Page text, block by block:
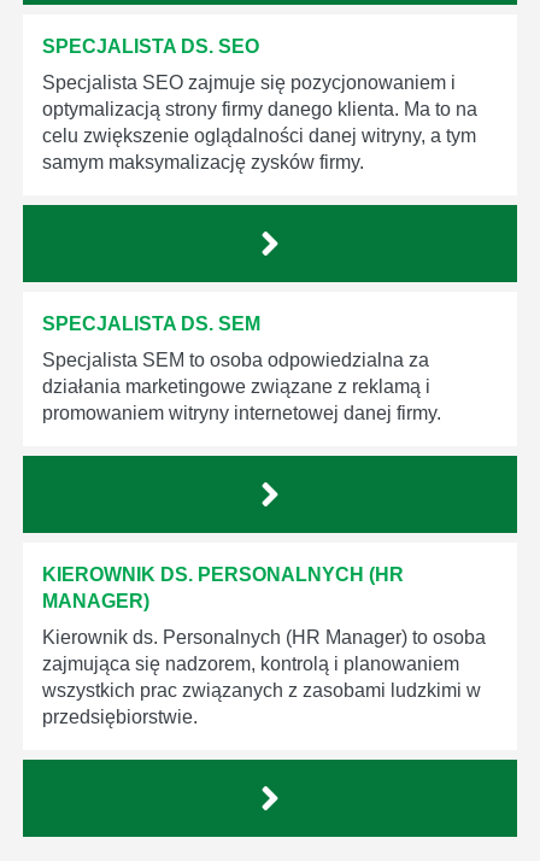
SPECJALISTA DS. SEO
Specjalista SEO zajmuje się pozycjonowaniem i
optymalizacją strony firmy danego klienta. Ma to na
celu zwiększenie oglądalności danej witryny, a tym
samym maksymalizację zysków firmy.
SPECJALISTA DS. SEM
Specjalista SEM to osoba odpowiedzialna za
działania marketingowe związane z reklamą i
promowaniem witryny internetowej danej firmy.
KIEROWNIK DS. PERSONALNYCH (HR
MANAGER)
Kierownik ds. Personalnych (HR Manager) to osoba
zajmująca się nadzorem, kontrolą i planowaniem
wszystkich prac związanych z zasobami ludzkimi w
przedsiębiorstwie.